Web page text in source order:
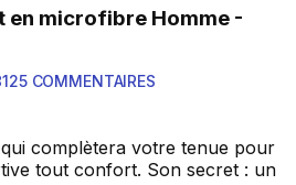
18125 reviews
COMMENTAIRES
complètera votre tenue pour
tout confort. Son secret : un